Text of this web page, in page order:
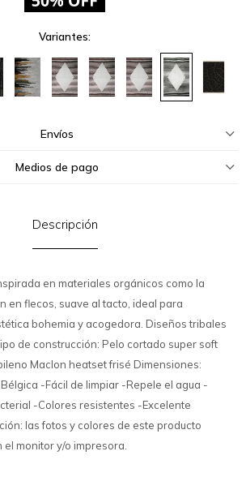
Variantes:
Envíos
Medios de pago
Descripción
en materiales orgánicos como la
en flecos, suave al tacto, ideal para
bohemia y acogedora. Diseños tribales
de construcción: Pelo cortado super soft
Maclon heatset frisé Dimensiones:
-Fácil de limpiar -Repele el agua -
-Colores resistentes -Excelente
las fotos y colores de este producto
monitor y/o impresora.